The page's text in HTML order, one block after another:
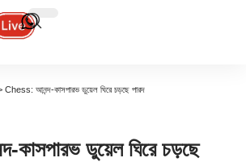
Chess: আনন্দ-কাসপারভ ডুয়েল ঘিরে চড়ছে পারদ
ডুয়েল ঘিরে চড়ছে